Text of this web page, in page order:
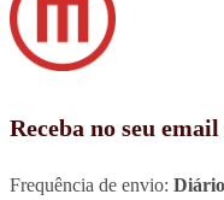
Receba no seu
Frequência de envio: Diário